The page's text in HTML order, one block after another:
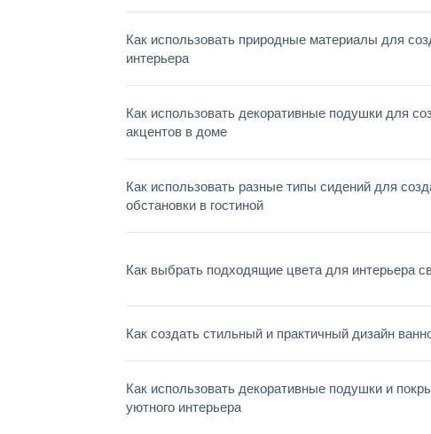
Как использовать природные материалы для
интерьера
Как использовать декоративные подушки для
акцентов в доме
Как использовать разные типы сидений для
обстановки в гостиной
Как выбрать подходящие цвета для интерьера
Как создать стильный и практичный дизайн
Как использовать декоративные подушки и
уютного интерьера